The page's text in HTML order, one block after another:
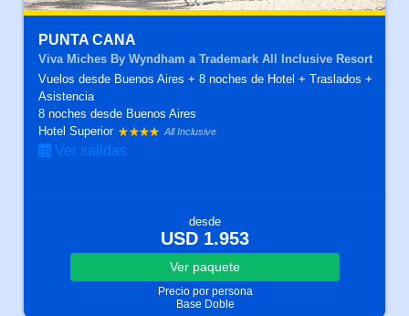
PUNTA CANA
Viva Miches By Wyndham a Trademark All Inclusive Resort
Vuelos desde Buenos Aires + 8 noches de Hotel + Traslados +
Asistencia
8 nochesdesde Buenos Aires
Hotel Superior
All Inclusive
Ver salidas
desde
USD 1.953
Ver paquete
Precio por persona
Base Doble